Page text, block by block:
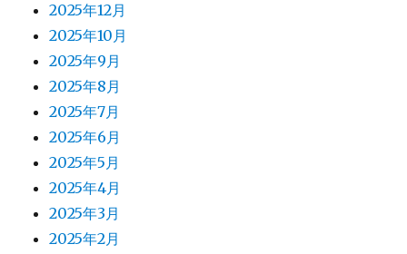
2025年12月
2025年10月
2025年9月
2025年8月
2025年7月
2025年6月
2025年5月
2025年4月
2025年3月
2025年2月